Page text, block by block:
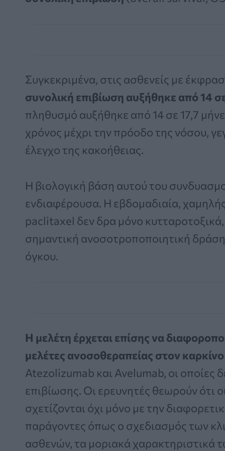
Συγκεκριμένα, στις ασθενείς με
συνολική επιβίωση αυξήθηκε από 14
πληθυσμό αυξήθηκε από 14 σε 17,7
χρόνος μέχρι την πρόοδο της νόσου,
έλεγχο της κακοήθειας.
Η βιολογική βάση αυτού του
ενδιαφέρουσα. Η εβδομαδιαία,
paclitaxel δεν δρα μόνο κυτταροτοξικά,
σημαντική ανοσοτροποποιητική
όγκου.
Η μελέτη έρχεται επίσης να
μελέτες ανοσοθεραπείας στον
Atezolizumab και Avelumab, οι οποίες
επιβίωσης. Οι ερευνητές θεωρούν ότι
σχετίζονται όχι μόνο με την
παράγοντες όπως ο σχεδιασμός των
ασθενών, τα μοριακά χαρακτηριστικά